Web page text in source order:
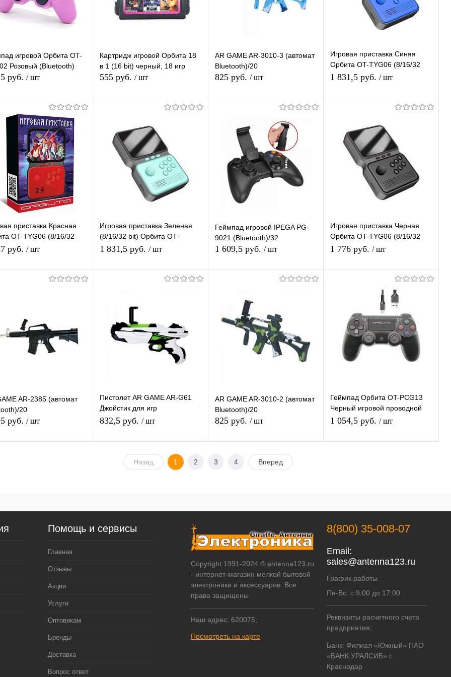
игровой Орбита OT-
Розовый (Bluetooth)
руб. / шт
В корзину
Купить в 1
К
сравнению
В избранное В наличии
Картридж игровой Орбита 18
в 1 (16 bit) черный, 18 игр
555 руб. / шт
Купить в 1
сравнению
В избранное В наличии
AR GAME AR-3010-3 (автомат
Bluetooth)/20
825 руб. / шт
Купить в 1
К
сравнению
В избранное В наличии
Игровая приставка Синяя
Орбита OT-TYG06 (8/16/32
bit)
1 831,5 руб. / шт
Купить в 1
сравнению
В избранное В наличии
приставка Красная
OT-TYG06 (8/16/32
руб. / шт
сравнению
В наличии
Игровая приставка Зеленая
(8/16/32 bit) Орбита OT-
TYG06
1 831,5 руб. / шт
Купить в 1
клик
сравнению
В избранное В наличии
Геймпад игровой IPEGA PG-
9021 (Bluetooth)/32
1 609,5 руб. / шт
Купить в 1
клик
сравнению
В избранное В наличии
Игровая приставка Черная
Орбита OT-TYG06 (8/16/32
bit)
1 776 руб. / шт
Купить в 1
К
сравнению
В избранное В наличии
AR-2385 (автомат
20
руб. / шт
избранное В наличии
Пистолет AR GAME AR-G61
Джойстик для игр
(синхронизируется со
пластик
832,5 руб. / шт
В корзину
В избранное В наличии
AR GAME AR-3010-2 (автомат
Bluetooth)/20
825 руб. / шт
В корзину
В избранное В наличии
Геймпад Орбита OT-PCG13
Черный игровой проводной
для ПК, PS4, шнур USB 1,5м,
1 054,5 руб. / шт
В избранное В наличии
Назад 1 2 3 4 Вперед
Помощь и сервисы
Главная
Отзывы
Акции
Услуги
Оптовикам
Бренды
Доставка
Вопрос ответ
Copyright 1991-2024 © antenna123.ru
- интернет-магазин мелкой бытовой
электроники и аксессуаров. Все
права защищены.
Наш адрес: 620075,
Посмотреть на карте
8(800) 35-008-07
Email:
sales@antenna123.ru
График работы
Пн-Вс: с 9:00 до 17:00
Реквизиты расчетного счета
предприятия:
Банк: Филиал «Южный» ПАО
«БАНК УРАЛСИБ» г.
Краснодар